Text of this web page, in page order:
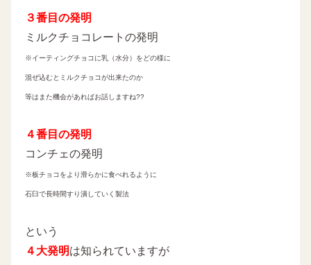
３番目の発明
ミルクチョコレートの発明
※イーティングチョコに乳（水分）をどの様に
混ぜ込むとミルクチョコが出来たのか
等はまた機会があればお話しますね??
４番目の発明
コンチェの発明
※板チョコをより滑らかに食べれるように
石臼で長時間すり潰していく製法
という
４大発明は知られていますが